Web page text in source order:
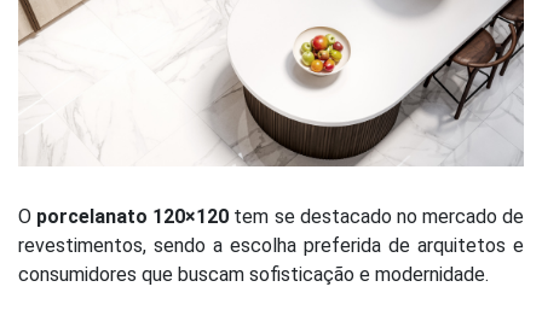
O porcelanato 120×120 tem se destacado no mercado de
revestimentos, sendo a escolha preferida de arquitetos e
consumidores que buscam sofisticação e modernidade.